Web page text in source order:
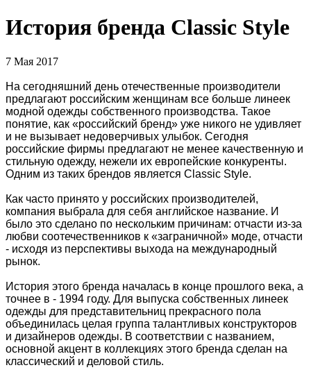
История бренда Classic Style
7 Мая 2017
На сегодняшний день отечественные производители
предлагают российским женщинам все больше линеек
модной одежды собственного производства. Такое
понятие, как «российский бренд» уже никого не удивляет
и не вызывает недоверчивых улыбок. Сегодня
российские фирмы предлагают не менее качественную и
стильную одежду, нежели их европейские конкуренты.
Одним из таких брендов является Classic Style.
Как часто принято у российских производителей,
компания выбрала для себя английское название. И
было это сделано по нескольким причинам: отчасти из-за
любви соотечественников к «заграничной» моде, отчасти
- исходя из перспективы выхода на международный
рынок.
История этого бренда началась в конце прошлого века, а
точнее в - 1994 году. Для выпуска собственных линеек
одежды для представительниц прекрасного пола
объединилась целая группа талантливых конструкторов
и дизайнеров одежды. В соответствии с названием,
основной акцент в коллекциях этого бренда сделан на
классический и деловой стиль.